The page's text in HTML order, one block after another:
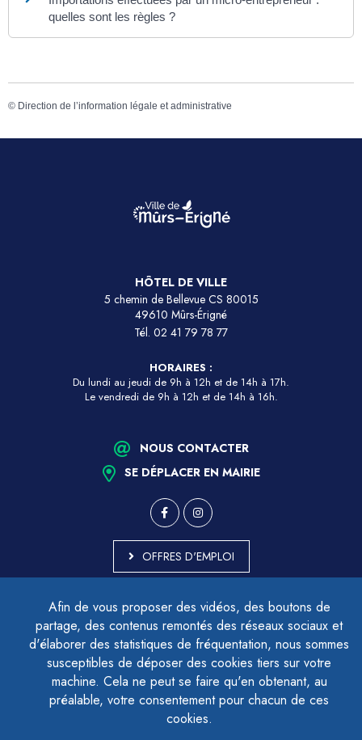
Afin de vous proposer des vidéos, des boutons de
partage, des contenus remontés des réseaux sociaux et
d'élaborer des statistiques de fréquentation, nous sommes
susceptibles de déposer des cookies tiers sur votre
machine. Cela ne peut se faire qu'en obtenant, au
préalable, votre consentement pour chacun de ces
cookies.
quelles sont les règles ?
© Direction de l’information légale et administrative
HÔTEL DE VILLE
5 chemin de Bellevue CS 80015
49610 Mûrs-Érigné
Tél. 02 41 79 78 77
HORAIRES :
Du lundi au jeudi de 9h à 12h et de 14h à 17h.
Le vendredi de 9h à 12h et de 14h à 16h.
NOUS CONTACTER
SE DÉPLACER EN MAIRIE
OFFRES D'EMPLOI
ACCESSIBILITÉ - PARTIELLEMENT CONFORME
PLAN DU SITE
MENTIONS LÉGALES
CONTACTER LE DÉLÉGUÉ À LA PROTECTION DES DONNÉES
GESTION DES COOKIES